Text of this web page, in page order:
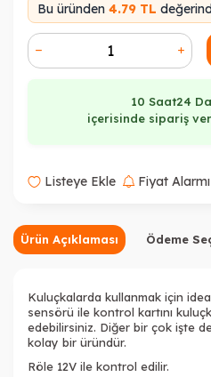
Bu üründen 4.79 TL
10 Saat24
içerisinde sipariş
Listeye Ekle Fiyat Alarmı
Ürün Açıklaması Ödeme
Kuluçkalarda kullanmak için
sensörü ile kontrol kartını
edebilirsiniz. Diğer bir çok işte
kolay bir üründür.
Röle 12V ile kontrol edilir.